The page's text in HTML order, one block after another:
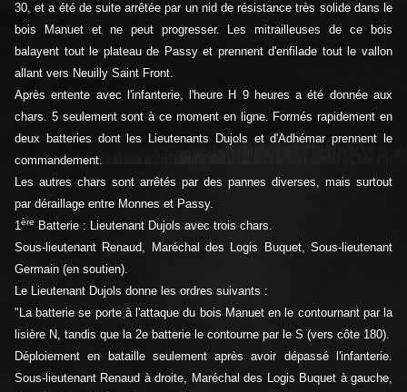
30, et a été de suite arrêtée par un nid de résistance très solide dans le
bois Manuet et ne peut progresser. Les mitrailleuses de ce bois
balayent tout le plateau de Passy et prennent d'enfilade tout le vallon
allant vers Neuilly Saint Front.
Après entente avec l'infanterie, l'heure H 9 heures a été donnée aux
chars. 5 seulement sont à ce moment en ligne. Formés rapidement en
deux batteries dont les Lieutenants Dujols et d'Adhémar prennent le
commandement.
Les autres chars sont arrêtés par des pannes diverses, mais surtout
par déraillage entre Monnes et Passy.
1ère
Batterie : Lieutenant Dujols avec trois chars.
Sous-lieutenant Renaud, Maréchal des Logis Buquet, Sous-lieutenant
Germain (en soutien).
Le Lieutenant Dujols donne les ordres suivants :
"La batterie se porte à l'attaque du bois Manuet en le contournant par la
lisière N, tandis que la 2e batterie le contourne par le S (vers côte 180).
Déploiement en bataille seulement après avoir dépassé l'infanterie.
Sous-lieutenant Renaud à droite, Maréchal des Logis Buquet à gauche,